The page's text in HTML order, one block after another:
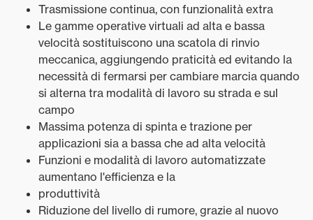
Trasmissione continua, con funzionalità extra
Le gamme operative virtuali ad alta e bassa
velocità sostituiscono una scatola di rinvio
meccanica, aggiungendo praticità ed evitando la
necessità di fermarsi per cambiare marcia quando
si alterna tra modalità di lavoro su strada e sul
campo
Massima potenza di spinta e trazione per
applicazioni sia a bassa che ad alta velocità
Funzioni e modalità di lavoro automatizzate
aumentano l'efficienza e la
produttività
Riduzione del livello di rumore, grazie al nuovo